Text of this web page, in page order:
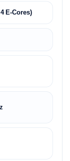
E-Cores)